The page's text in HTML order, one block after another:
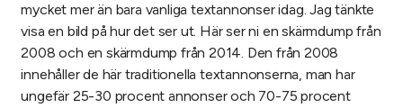
mycket mer än bara vanliga textannonser idag. Jag tänkte
visa en bild på hur det ser ut. Här ser ni en skärmdump från
2008 och en skärmdump från 2014. Den från 2008
innehåller de här traditionella textannonserna, man har
ungefär 25-30 procent annonser och 70-75 procent